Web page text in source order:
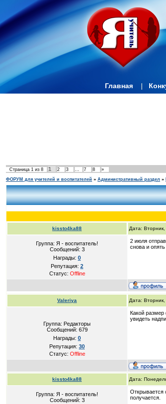
Главная |
Страница 1 из 8 1 2 3 … 7 8
»
ФОРУМ для учителей и воспитателей » Административный раздел »
kissto4ka88 Дата:
Группа: Я - воспитатель!
Сообщений: 3
Награды: 0
Репутация: 2
Статус: Offline
2 июля
снова и
Valeriya Дата:
Группа: Редакторы
Сообщений: 679
Награды: 0
Репутация: 30
Статус: Offline
Какой размер
увидеть
kissto4ka88 Дата:
Группа: Я - воспитатель!
Сообщений: 3
Открывается
получается.